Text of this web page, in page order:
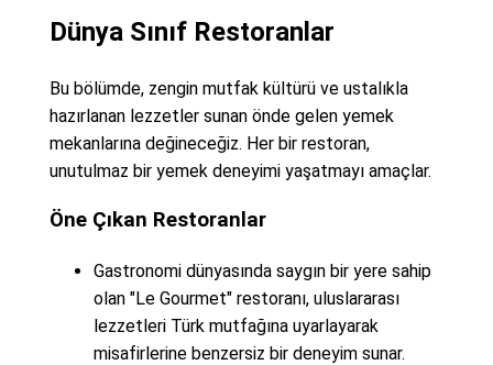
Dünya Sınıf Restoranlar
Bu bölümde, zengin mutfak kültürü ve ustalıkla
hazırlanan lezzetler sunan önde gelen yemek
mekanlarına değineceğiz. Her bir restoran,
unutulmaz bir yemek deneyimi yaşatmayı amaçlar.
Öne Çıkan Restoranlar
Gastronomi dünyasında saygın bir yere sahip
olan "Le Gourmet" restoranı, uluslararası
lezzetleri Türk mutfağına uyarlayarak
misafirlerine benzersiz bir deneyim sunar.